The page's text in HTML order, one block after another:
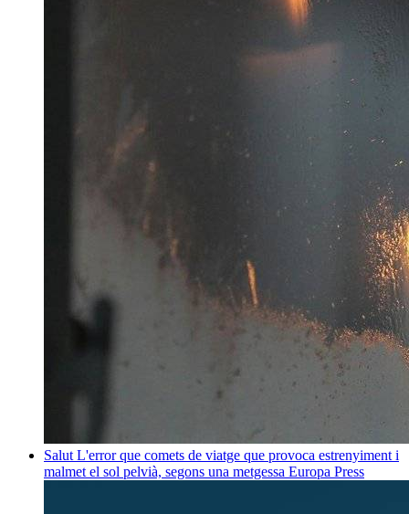
Salut L'error que comets de viatge que provoca estrenyiment i
malmet el sol pelvià, segons una metgessa Europa Press